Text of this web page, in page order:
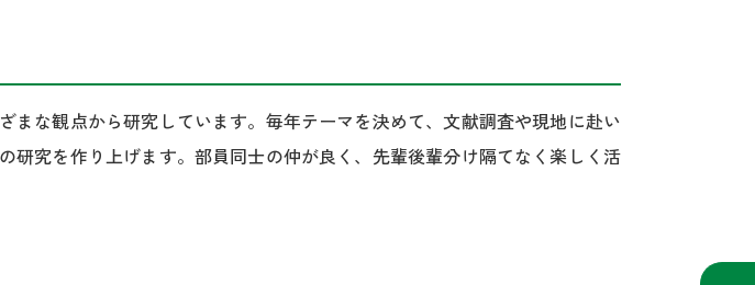
な観点から研究しています。毎年テーマを決めて、文献調査や現地に赴い
究を作り上げます。部員同士の仲が良く、先輩後輩分け隔てなく楽しく活